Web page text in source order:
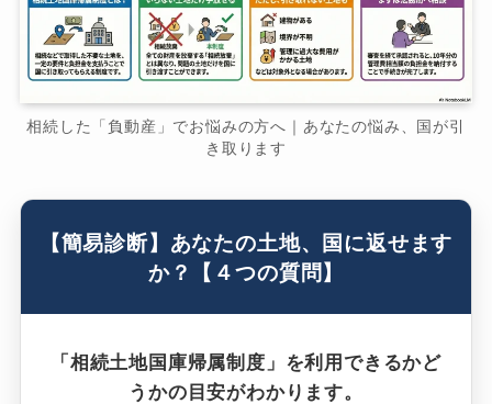
相続した「負動産」でお悩みの方へ｜あなたの悩み、国が引
き取ります
【簡易診断】あなたの土地、国に返せます
か？【４つの質問】
「相続土地国庫帰属制度」を利用できるかど
うかの目安がわかります。